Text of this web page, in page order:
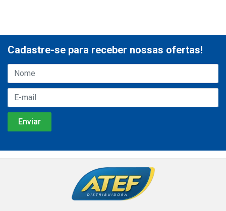
Cadastre-se para receber nossas ofertas!